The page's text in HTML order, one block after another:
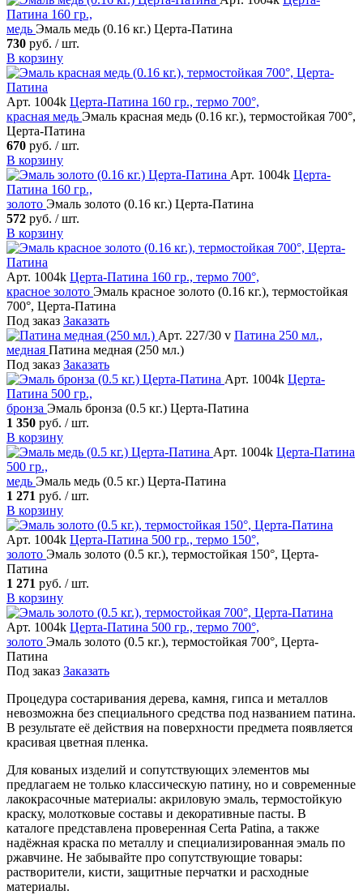
Патина 160 гр.,
медь Эмаль медь (0.16 кг.) Церта-Патина
730 руб. / шт.
В корзину
Арт. 1004k Церта-Патина 160 гр., термо 700°,
красная медь Эмаль красная медь (0.16 кг.), термостойкая 700°,
Церта-Патина
670 руб. / шт.
В корзину
Арт. 1004k Церта-
Патина 160 гр.,
золото Эмаль золото (0.16 кг.) Церта-Патина
572 руб. / шт.
В корзину
Арт. 1004k Церта-Патина 160 гр., термо 700°,
красное золото Эмаль красное золото (0.16 кг.), термостойкая
700°, Церта-Патина
Под заказ Заказать
Арт. 227/30 v Патина 250 мл.,
медная Патина медная (250 мл.)
Под заказ Заказать
Арт. 1004k Церта-
Патина 500 гр.,
бронза Эмаль бронза (0.5 кг.) Церта-Патина
1 350 руб. / шт.
В корзину
Арт. 1004k Церта-Патина
500 гр.,
медь Эмаль медь (0.5 кг.) Церта-Патина
1 271 руб. / шт.
В корзину
Арт. 1004k Церта-Патина 500 гр., термо 150°,
золото Эмаль золото (0.5 кг.), термостойкая 150°, Церта-
Патина
1 271 руб. / шт.
В корзину
Арт. 1004k Церта-Патина 500 гр., термо 700°,
золото Эмаль золото (0.5 кг.), термостойкая 700°, Церта-
Патина
Под заказ Заказать
Процедура состаривания дерева, камня, гипса и металлов
невозможна без специального средства под названием патина.
В результате её действия на поверхности предмета появляется
красивая цветная пленка.
Для кованых изделий и сопутствующих элементов мы
предлагаем не только классическую патину, но и современные
лакокрасочные материалы: акриловую эмаль, термостойкую
краску, молотковые составы и декоративные пасты. В
каталоге представлена проверенная Certa Patina, а также
надёжная краска по металлу и специализированная эмаль по
ржавчине. Не забывайте про сопутствующие товары:
растворители, кисти, защитные перчатки и расходные
материалы.